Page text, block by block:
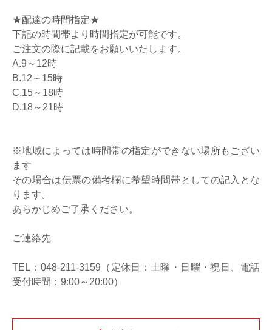
★配達の時間指定★
下記の時間帯より時間指定が可能です。
ご注文の際に記載をお願いいたします。
A.9～12時
B.12～15時
C.15～18時
D.18～21時
※地域によっては時間帯の指定ができない場所もござい
ます
その場合は伝票の備考欄に希望時間帯としての記入とな
ります。
あらかじめご了承ください。
ご連絡先
TEL：048-211-3159（定休日：土曜・日曜・祝日、電話
受付時間：9:00～20:00）